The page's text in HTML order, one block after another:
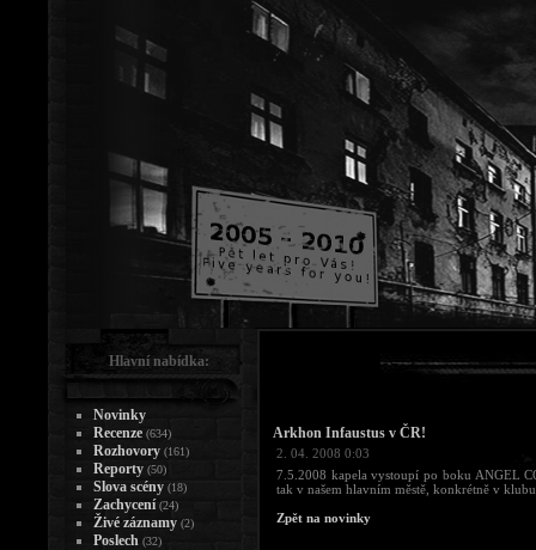
Arkhon Infaustus v ČR!
2. 04. 2008 0:03
7.5.2008 kapela vystoupí po boku ANGEL
tak v našem hlavním městě, konkrétně v
Zpět na novinky
Hlavní nabídka:
Novinky
Recenze (634)
Rozhovory (161)
Reporty (50)
Slova scény (18)
Zachycení (24)
Živé záznamy (2)
Poslech (32)